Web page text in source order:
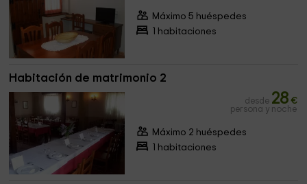
Máximo 5 huéspedes
1 habitaciones
Habitación de matrimonio 2
desde 28 €
persona y noche
Máximo 2 huéspedes
1 habitaciones